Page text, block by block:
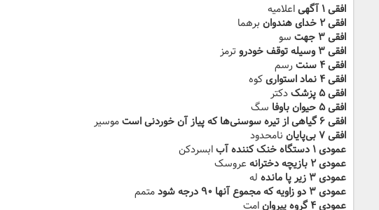
افقی ۱ آگهی
اعلامیه
افقی ۲ خدای هندوان
برهما
افقی ۳ جهت
سو
افقی ۳ وسیله توقف خودرو
ترمز
افقی ۴ سنت
رسم
افقی ۴ نماد استواری
کوه
افقی ۵ پزشک
دکتر
افقی ۵ حیوان باوفا
سگ
افقی ۶ گیاهی از تیره سوسنی‌ها که پیاز آن خوردنی است
موسیر
افقی ۷ بی‌پایان
نامحدود
عمودی ۱ دستگاه خنک کننده آب
ابسردکن
عمودی ۲ بازیچه دخترانه
عروسک
عمودی ۳ زیر پا مانده
له
عمودی ۳ دو زاویه که مجموع آنها ۹۰ درجه شود
متمم
عمودی ۴ گروه پیروان
امت